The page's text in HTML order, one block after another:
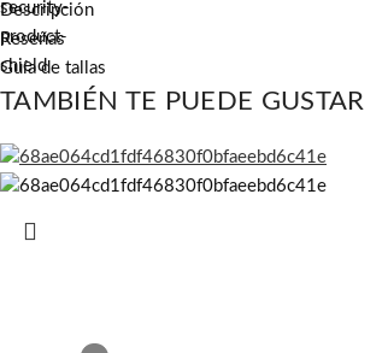
Descripción
Reseñas
Guía de tallas
TAMBIÉN TE PUEDE GUSTAR